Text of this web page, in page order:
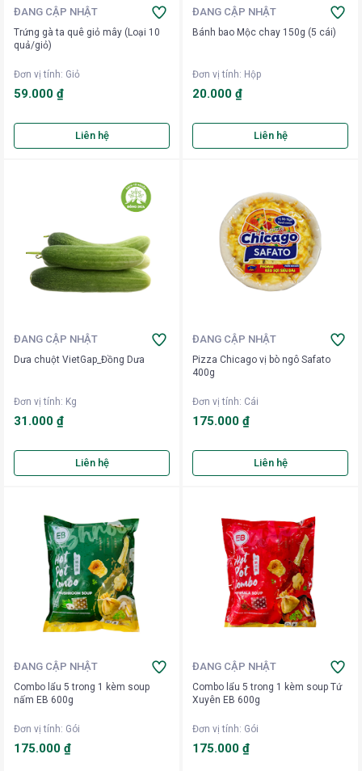
ĐANG CẬP NHẬT
Trứng gà ta quê giỏ mây (Loại 10
quả/giỏ)
Đơn vị tính: Giỏ
59.000 ₫
Liên hệ
ĐANG CẬP NHẬT
Bánh bao Mộc chay 150g (5 cái)
Đơn vị tính: Hộp
20.000 ₫
Liên hệ
ĐANG CẬP NHẬT
Dưa chuột VietGap_Đồng Dưa
Đơn vị tính: Kg
31.000 ₫
Liên hệ
ĐANG CẬP NHẬT
Pizza Chicago vị bò ngô Safato
400g
Đơn vị tính: Cái
175.000 ₫
Liên hệ
ĐANG CẬP NHẬT
Combo lẩu 5 trong 1 kèm soup
nấm EB 600g
Đơn vị tính: Gói
175.000 ₫
ĐANG CẬP NHẬT
Combo lẩu 5 trong 1 kèm soup Tứ
Xuyên EB 600g
Đơn vị tính: Gói
175.000 ₫